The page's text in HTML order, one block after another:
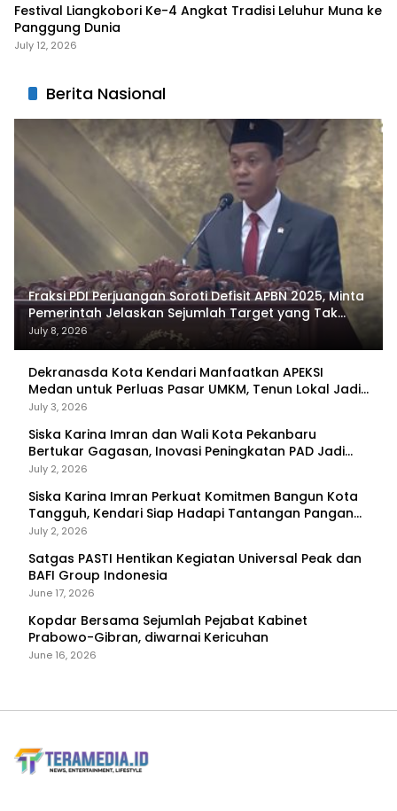
Festival Liangkobori Ke-4 Angkat Tradisi Leluhur Muna ke
Panggung Dunia
July 12, 2026
Berita Nasional
Fraksi PDI Perjuangan Soroti Defisit APBN 2025, Minta
Pemerintah Jelaskan Sejumlah Target yang Tak
Tercapai
July 8, 2026
Dekranasda Kota Kendari Manfaatkan APEKSI
Medan untuk Perluas Pasar UMKM, Tenun Lokal Jadi
Primadona
July 3, 2026
Siska Karina Imran dan Wali Kota Pekanbaru
Bertukar Gagasan, Inovasi Peningkatan PAD Jadi
Fokus Diskusi
July 2, 2026
Siska Karina Imran Perkuat Komitmen Bangun Kota
Tangguh, Kendari Siap Hadapi Tantangan Pangan
dan Bencana
July 2, 2026
Satgas PASTI Hentikan Kegiatan Universal Peak dan
BAFI Group Indonesia
June 17, 2026
Kopdar Bersama Sejumlah Pejabat Kabinet
Prabowo-Gibran, diwarnai Kericuhan
June 16, 2026